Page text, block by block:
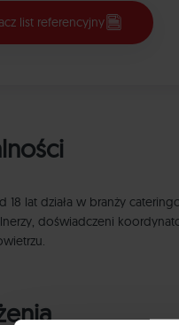
list referencyjny
18 lat działa w branży
doświadczeni